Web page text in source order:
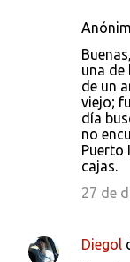
una de
de un
viejo;
día
no
Puerto
cajas.
27 de
Diegol